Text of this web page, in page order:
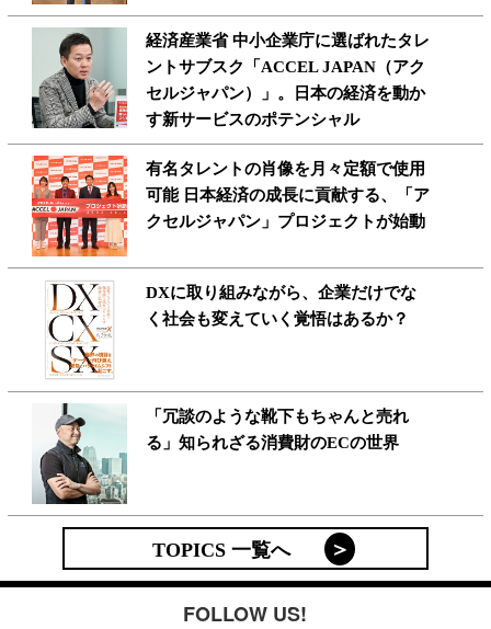
経済産業省 中小企業庁に選ばれたタレ
ントサブスク「ACCEL JAPAN（アク
セルジャパン）」。日本の経済を動か
す新サービスのポテンシャル
有名タレントの肖像を月々定額で使用
可能 日本経済の成長に貢献する、「ア
クセルジャパン」プロジェクトが始動
DXに取り組みながら、企業だけでな
く社会も変えていく覚悟はあるか？
「冗談のような靴下もちゃんと売れ
る」知られざる消費財のECの世界
TOPICS 一覧へ
FOLLOW US!